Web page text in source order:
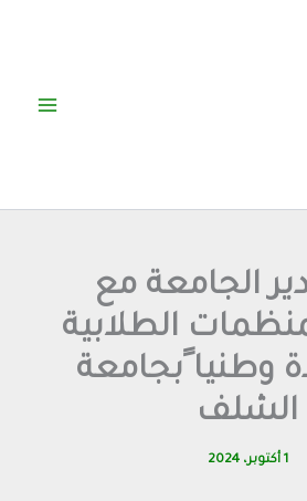
الجامعة مع
الطلابية
وطنيا ًبجامعة
الشلف
1 أكتوبر، 2024